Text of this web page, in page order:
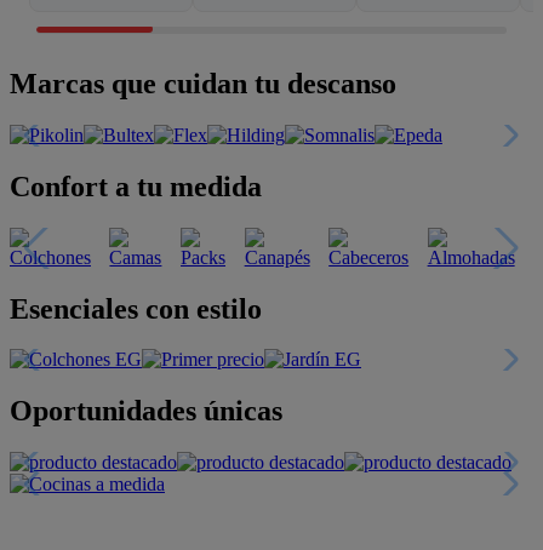
Marcas que cuidan tu descanso
Confort a tu medida
Esenciales con estilo
Oportunidades únicas